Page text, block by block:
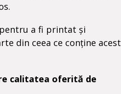
a fi printat și
din ceea ce conține acest
calitatea oferită de